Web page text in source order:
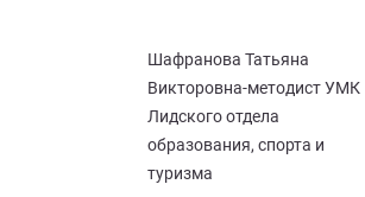
Шафранова Татьяна
Викторовна-методист УМК
Лидского отдела
образования, спорта и
туризма